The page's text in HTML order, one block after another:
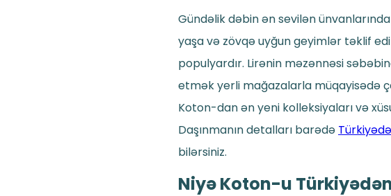
Gündəlik dəbin ən sevilən
yaşa və zövqə uyğun geyimlər təklif
populyardır. Lirənin məzənnəsi
etmək yerli mağazalarla müqayisədə
Koton-dan ən yeni kolleksiyaları və
Daşınmanın detalları barədə
bilərsiniz.
Niyə Koton-u